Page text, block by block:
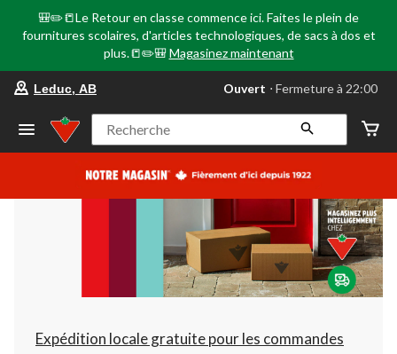
🎒✏️📒Le Retour en classe commence ici. Faites le plein de
fournitures scolaires, d'articles technologiques, de sacs à dos et
plus.📒✏️🎒 Magasinez maintenant
votre
préféré
Leduc,
AB,
courament
Fermeture
à
22:00
cliquer
pour
changer
Leduc, AB Ouvert ⋅ Fermeture à 22:00
Recherche
Expédition locale gratuite pour les commandes